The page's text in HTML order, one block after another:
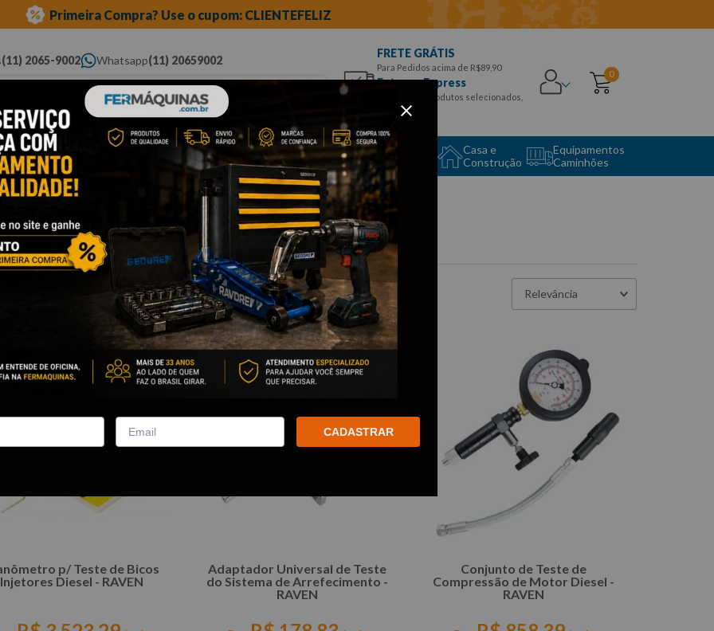
Primeira Compra? Use o cupom: CLIENTEFELIZ
(11) 2065-9002 Whatsapp(11) 20659002
você procura...
FRETE GRÁTIS
Para Pedidos acima de R$89,90
Entrega Express
para CEPS e produtos selecionados,
Aproveite!
0
Ferramentas
Ferramentas
Automotivas Especiais
Equipamento
Auto Center
Casa e
Construção
Equipamentos
Caminhões
para caminhões
Relevância
p/ Teste de Bicos
Injetores Diesel - RAVEN
Adaptador Universal de Teste
do Sistema de Arrefecimento -
RAVEN
Conjunto de Teste de
Compressão de Motor Diesel -
RAVEN
CADASTRAR